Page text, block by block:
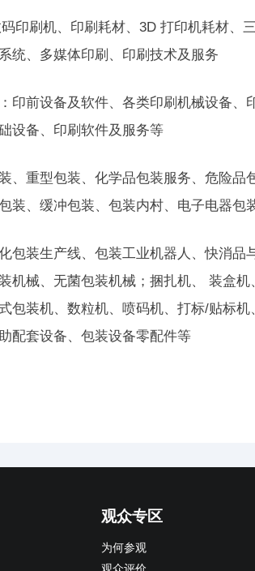
码印刷机、印刷耗材、3D 打印机耗材、
统、多媒体印刷、印刷技术及服务
印前设备及软件、各类印刷机械设备、
设备、印刷软件及服务等
、重型包装、化学品包装服务、危险
装、缓冲包装、包装内村、电子电器包
化包装生产线、包装工业机器人、快消
机械、无菌包装机械；捆扎机、 装盒
包装机、数粒机、喷码机、打标/贴标
配套设备、包装设备零配件等
观众专区
为何参观